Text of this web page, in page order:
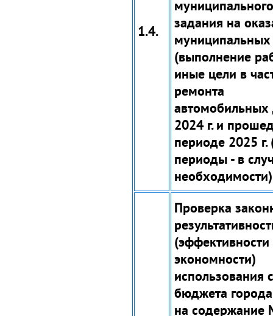
1.4.
муниципального
задания на
муниципальных
(выполнение
иные цели в
ремонта
автомобильных
2024 г. и
периоде 2025
периоды - в
Проверка
(эффективности
экономности)
использования
бюджета
на содержание